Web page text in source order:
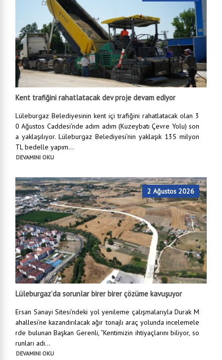
Kent trafiğini rahatlatacak dev proje devam ediyor
Lüleburgaz Belediyesinin kent içi trafiğini rahatlatacak olan 3
0 Ağustos Caddesi’nde adım adım (Kuzeybatı Çevre Yolu) son
a yaklaşılıyor. Lüleburgaz Belediyesi’nin yaklaşık 135 milyon
TL bedelle yapım...
DEVAMINI OKU
2 Ağustos 2026
Lüleburgaz’da sorunlar birer birer çözüme kavuşuyor
Ersan Sanayi Sitesi’ndeki yol yenileme çalışmalarıyla Durak M
ahallesi’ne kazandırılacak ağır tonajlı araç yolunda incelemele
rde bulunan Başkan Gerenli, “Kentimizin ihtiyaçlarını biliyor, so
runları adı...
DEVAMINI OKU